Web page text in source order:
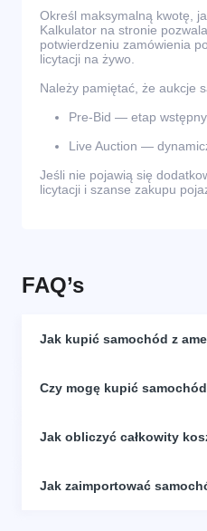
Określ maksymalną kwotę,
Kalkulator na stronie
potwierdzeniu zamówienia
licytacji na żywo.
Należy pamiętać, że aukcje
Pre-Bid — etap
Live Auction —
Jeśli nie pojawią się
licytacji i szanse zakupu
FAQ’s
Jak kupić samochód z
Czy mogę kupić
Jak obliczyć całkowity
Jak zaimportować